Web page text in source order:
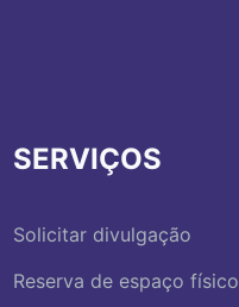
SERVIÇOS
Solicitar divulgação
Reserva de espaço físico